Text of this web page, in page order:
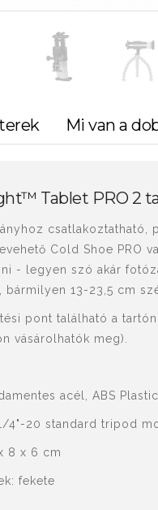
Mikroszkópok és
nagyítók
Lámpa, Fejlámpa
Időjárás állomás,
mérőeszközök
tartozékok
Mi van a
Tablet PRO 2
csatlakoztatható,
Cold Shoe PRO
- legyen szó akár
bármilyen 13-23,5 cm
pont található a
vásárolhatók meg).
acél, ABS
4"-20 standard tripod
8 x 6 cm
fekete